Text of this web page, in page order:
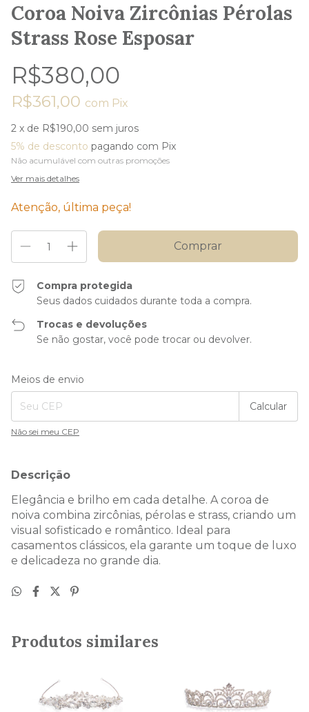
Coroa Noiva Zircônias Pérolas
Strass Rose Esposar
R$380,00
R$361,00 com Pix
2 x de R$190,00 sem juros
5% de desconto pagando com Pix
Não acumulável com outras promoções
Ver mais detalhes
Atenção, última peça!
Compra protegida
Seus dados cuidados durante toda a compra.
Trocas e devoluções
Se não gostar, você pode trocar ou devolver.
Entregas para o CEP:
Meios de envio
Calcular
Não sei meu CEP
Descrição
Elegância e brilho em cada detalhe. A coroa de
noiva combina zircônias, pérolas e strass, criando um
visual sofisticado e romântico. Ideal para
casamentos clássicos, ela garante um toque de luxo
e delicadeza no grande dia.
Produtos similares